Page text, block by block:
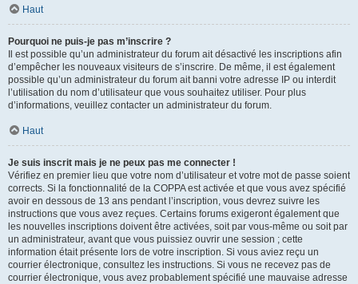
Haut
Pourquoi ne puis-je pas m’inscrire ?
Il est possible qu’un administrateur du forum ait désactivé les inscriptions afin
d’empêcher les nouveaux visiteurs de s’inscrire. De même, il est également
possible qu’un administrateur du forum ait banni votre adresse IP ou interdit
l’utilisation du nom d’utilisateur que vous souhaitez utiliser. Pour plus
d’informations, veuillez contacter un administrateur du forum.
Haut
Je suis inscrit mais je ne peux pas me connecter !
Vérifiez en premier lieu que votre nom d’utilisateur et votre mot de passe soient
corrects. Si la fonctionnalité de la COPPA est activée et que vous avez spécifié
avoir en dessous de 13 ans pendant l’inscription, vous devrez suivre les
instructions que vous avez reçues. Certains forums exigeront également que
les nouvelles inscriptions doivent être activées, soit par vous-même ou soit par
un administrateur, avant que vous puissiez ouvrir une session ; cette
information était présente lors de votre inscription. Si vous aviez reçu un
courrier électronique, consultez les instructions. Si vous ne recevez pas de
courrier électronique, vous avez probablement spécifié une mauvaise adresse